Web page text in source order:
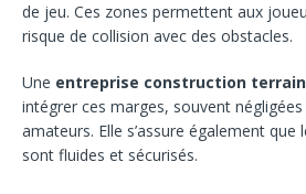
de jeu. Ces zones permettent aux
risque de collision avec des obstacles.
Une entreprise construction
intégrer ces marges, souvent
amateurs. Elle s’assure également que
sont fluides et sécurisés.